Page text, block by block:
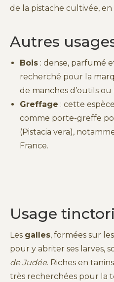
de la pistache cultivée,
Autres
Bois : dense, parfumé
recherché pour la
de manches d’outils
Greffage : cette
comme porte-greffe
(Pistacia vera),
France.
Usage
Les galles, formées sur
pour y abriter ses larves,
de Judée. Riches en
très recherchées pour la